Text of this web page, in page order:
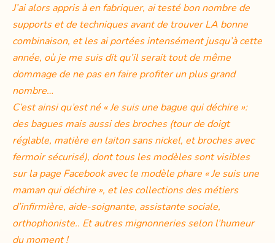
J’ai alors appris à en fabriquer, ai testé bon nombre de
supports et de techniques avant de trouver LA bonne
combinaison, et les ai portées intensément jusqu’à cette
année, où je me suis dit qu’il serait tout de même
dommage de ne pas en faire profiter un plus grand
nombre…
C’est ainsi qu’est né « Je suis une bague qui déchire »:
des bagues mais aussi des broches (tour de doigt
réglable, matière en laiton sans nickel, et broches avec
fermoir sécurisé), dont tous les modèles sont visibles
sur la page Facebook avec le modèle phare « Je suis une
maman qui déchire », et les collections des métiers
d’infirmière, aide-soignante, assistante sociale,
orthophoniste.. Et autres mignonneries selon l’humeur
du moment !